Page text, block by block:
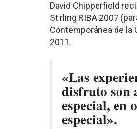
David Chipperfield
Stirling RIBA 2007
Contemporánea de la
2011.
«Las
disfruto son
especial, en
especial».